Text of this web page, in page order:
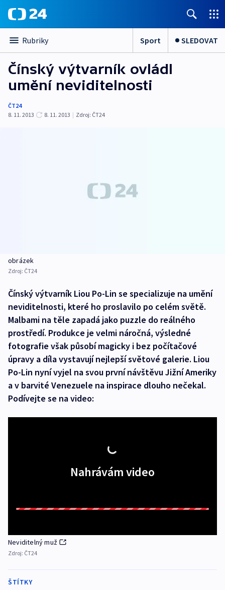
Rubriky Sport SLEDOVAT
Čínský výtvarník ovládl
umění neviditelnosti
ČT24
8. 11. 2013
8. 11. 2013 | Zdroj: ČT24
obrázek
Zdroj: ČT24
Čínský výtvarník Liou Po-Lin se specializuje na umění
neviditelnosti, které ho proslavilo po celém světě.
Malbami na těle zapadá jako puzzle do reálného
prostředí. Produkce je velmi náročná, výsledné
fotografie však působí magicky i bez počítačové
úpravy a díla vystavují nejlepší světové galerie. Liou
Po-Lin nyní vyjel na svou první návštěvu Jižní Ameriky
a v barvité Venezuele na inspirace dlouho nečekal.
Podívejte se na video:
Nahrávám video
Neviditelný muž
Zdroj: ČT24
ŠTÍTKY